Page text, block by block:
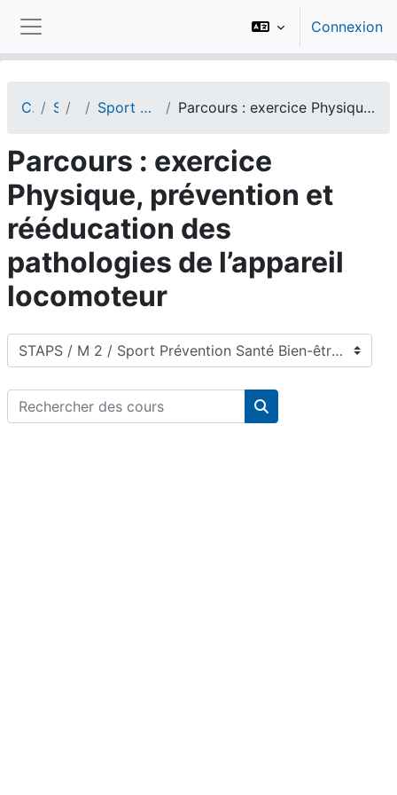
Panneau latéral
Connexion
Cours STAPS M 2 Sport Prévention Santé Bien-être Parcours : exercice Physique, prévention et rééducation des pathologies de l’appareil locomoteur
Parcours : exercice
Physique, prévention et
rééducation des
pathologies de l’appareil
locomoteur
Catégories de cours
Rechercher des cours
Rechercher des